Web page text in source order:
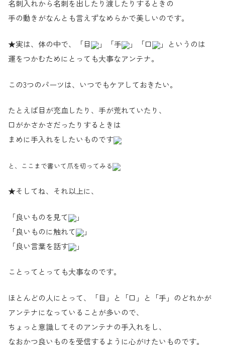
名刺入れから名刺を出したり渡したりするときの
手の動きがなんとも言えずなめらかで美しいのです。
★実は、体の中で、「目 」「手 」「口
」というのは
運をつかむためにとっても大事なアンテナ。
この3つのパーツは、いつでもケアしておきたい。
たとえば目が充血したり、手が荒れていたり、
口がかさかさだったりするときは
まめに手入れをしたいものです
と、ここまで書いて爪を切ってみる
★そしてね、それ以上に、
「良いものを見て
」
「良いものに触れて
」
「良い言葉を話す
」
ことってとっても大事なのです。
ほとんどの人にとって、「目」と「口」と「手」のどれかが
アンテナになっていることが多いので、
ちょっと意識してそのアンテナの手入れをし、
なおかつ良いものを受信するように心がけたいものです。